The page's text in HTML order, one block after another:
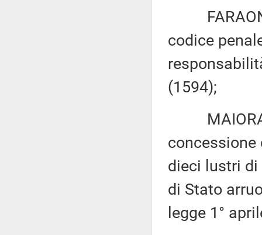
codice
(1594);
dieci lustri di
di Stato
legge 1°